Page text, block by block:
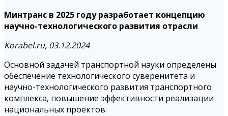
Минтранс в 2025 году разработает концепцию
научно-технологического развития отрасли
Korabel.ru, 03.12.2024
Основной задачей транспортной науки определены
обеспечение технологического суверенитета и
научно-технологического развития транспортного
комплекса, повышение эффективности реализации
национальных проектов.